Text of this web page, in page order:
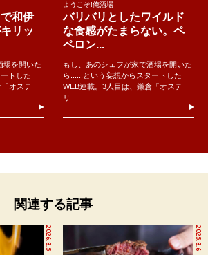
和伊
リッ
場を開いた
トした
オステ
ようこそ!俺酒場
バリバリとしたワイルド
な食感がたまらない。ペ
ペロン...
もし、あのシェフが家で酒場を開いた
ら......という妄想からスタートした
WEB連載。3人目は、鎌倉「オステ
リ...
関連する記事
2026.8.5 2025.8.6